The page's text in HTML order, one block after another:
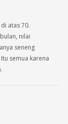
atas 70.
nilai
seneng
semua karena